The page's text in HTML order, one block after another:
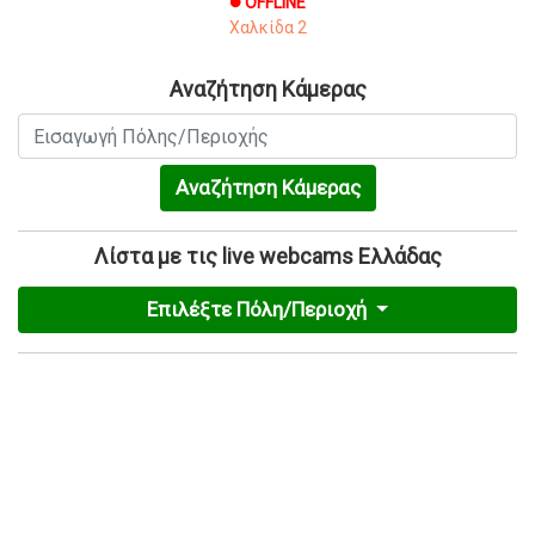
brightness_1
Χαλκίδα 2
Αναζήτηση Κάμερας
Αναζήτηση Κάμερας
Λίστα με τις live webcams Ελλάδας
Επιλέξτε Πόλη/Περιοχή